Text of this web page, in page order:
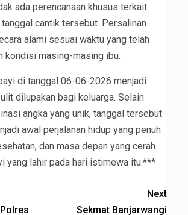
ada perencanaan khusus terkait
cantik tersebut. Persalinan
alami sesuai waktu yang telah
kondisi masing-masing ibu.
di tanggal 06-06-2026 menjadi
dilupakan bagi keluarga. Selain
angka yang unik, tanggal tersebut
awal perjalanan hidup yang penuh
dan masa depan yang cerah
yang lahir pada hari istimewa itu.***
Next
Sekmat Banjarwangi